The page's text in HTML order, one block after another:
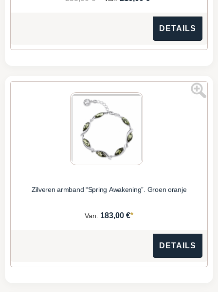
DETAILS
Zilveren armband “Spring Awakening”. Groen oranje
Van: 183,00 €*
DETAILS